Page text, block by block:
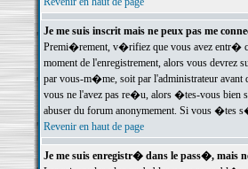
Je me suis inscrit mais ne peux pas me
Premi�rement, v�rifiez que vous avez entr�
moment de l'enregistrement, alors vous
par vous-m�me, soit par l'administrateur
vous ne l'avez pas re�u, alors �tes-vous bien
abuser du forum anonymement. Si vous �tes
Revenir en haut de page
Je me suis enregistr� dans le pass�, mais